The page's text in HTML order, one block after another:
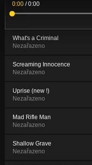
0:00 /0:00
What's a Criminal
Nezařazeno
Screaming Innocence
Nezařazeno
Uprise (new !)
Nezařazeno
Mad Rifle Man
Nezařazeno
Shallow Grave
Nezařazeno